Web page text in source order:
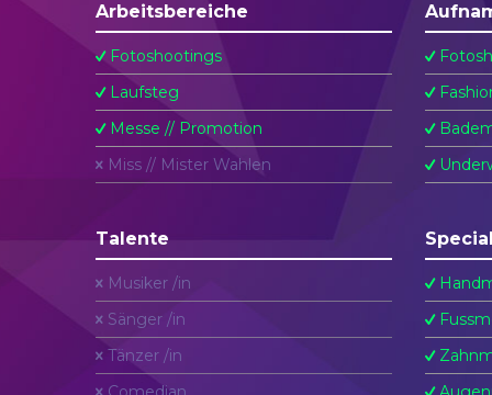
Arbeitsbereiche
Fotoshootings
Laufsteg
Messe // Promotion
Miss // Mister Wahlen
Talente
Musiker /in
Sänger /in
Tänzer /in